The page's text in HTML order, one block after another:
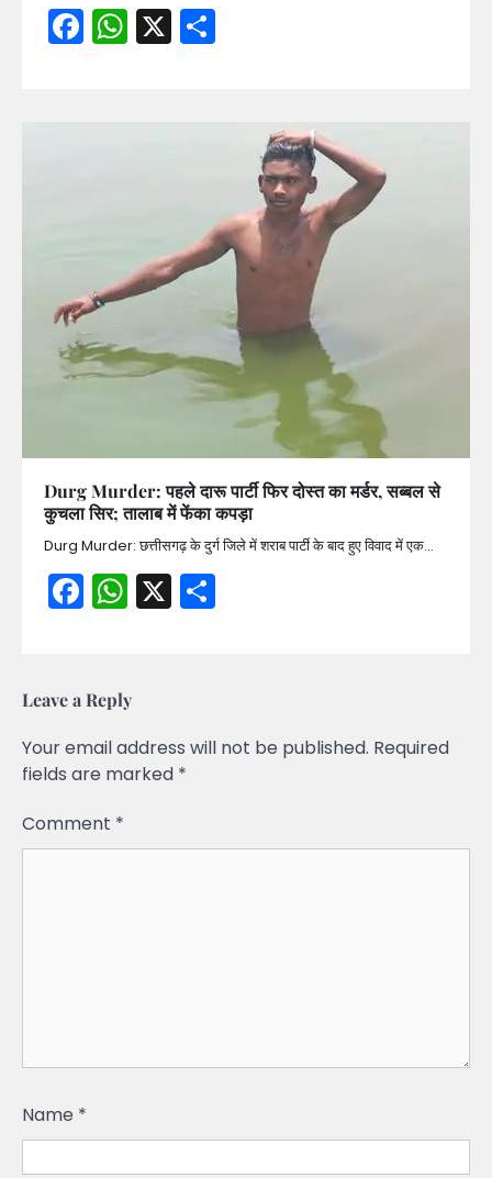
Facebook
WhatsApp
X
Durg Murder: पहले दारू पार्टी फिर दोस्त का मर्डर, सब्बल से
कुचला सिर; तालाब में फेंका कपड़ा
Durg Murder: छत्तीसगढ़ के दुर्ग जिले में शराब पार्टी के बाद हुए विवाद में एक…
Facebook
WhatsApp
X
Leave a Reply
Your email address will not be published. Required
fields are marked *
Comment *
Name *